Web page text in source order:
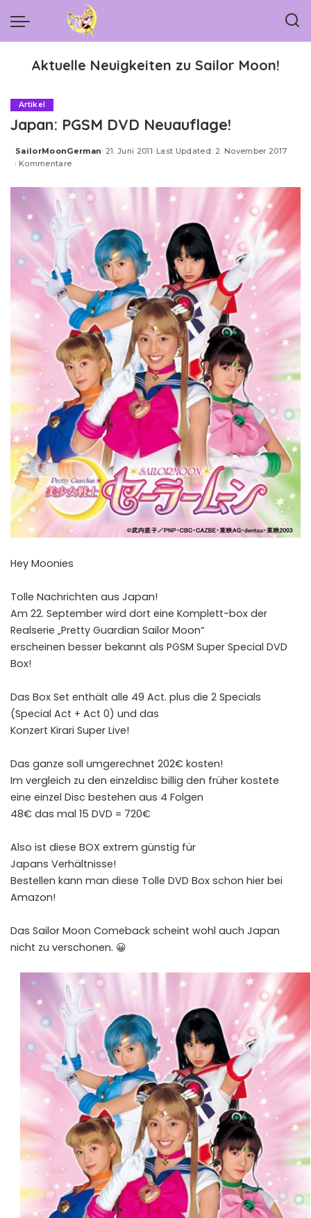
Aktuelle Neuigkeiten zu Sailor Moon!
Artikel
Japan: PGSM DVD Neuauflage!
Posted
by
SailorMoonGerman 21. Juni 2011 Last Updated: 2. November 2017
Kommentare
Hey Moonies
Tolle Nachrichten aus Japan!
Am 22. September wird dort eine Komplett-box der
Realserie „Pretty Guardian Sailor Moon“
erscheinen besser bekannt als PGSM Super Special DVD
Box!
Das Box Set enthält alle 49 Act. plus die 2 Specials
(Special Act + Act 0) und das
Konzert Kirari Super Live!
Das ganze soll umgerechnet 202€ kosten!
Im vergleich zu den einzeldisc billig den früher kostete
eine einzel Disc bestehen aus 4 Folgen
48€ das mal 15 DVD = 720€
Also ist diese BOX extrem günstig für
Japans Verhältnisse!
Bestellen kann man diese Tolle DVD Box schon hier bei
Amazon!
Das Sailor Moon Comeback scheint wohl auch Japan
nicht zu verschonen. 😀